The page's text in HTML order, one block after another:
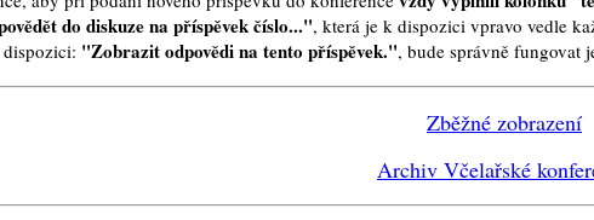
do diskuze na příspěvek číslo...", která je k dispozici vpravo vedle
dispozici: "Zobrazit odpovědi na tento příspěvek.", bude správně fungovat
Zběžné zobrazení
Archiv Včelařské